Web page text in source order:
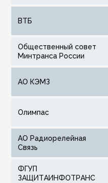
ВТБ
Общественный совет
Минтранса России
АО КЭМЗ
Олимпас
АО Радиорелейная
Связь
ФГУП
ЗАЩИТАИНФОТРАНС